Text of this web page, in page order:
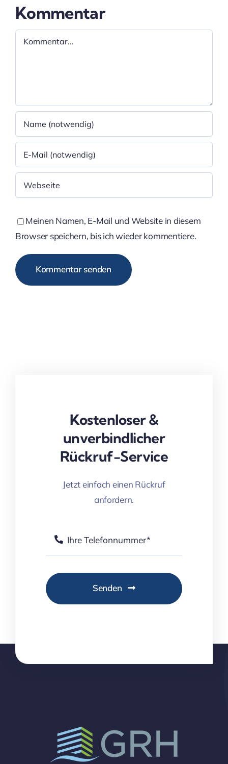
Kommentar
Kommentar
Meinen Namen, E-Mail und Website in diesem
Browser speichern, bis ich wieder kommentiere.
Kostenloser &
unverbindlicher
Rückruf-Service
Jetzt einfach einen Rückruf
anfordern.
Senden